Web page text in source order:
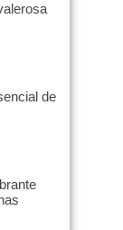
de